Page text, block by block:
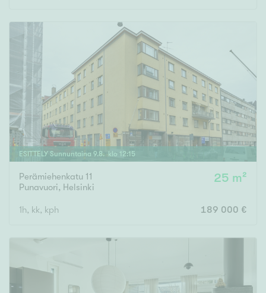
ESITTELY Sunnuntaina 9.8. klo 12:15
Perämiehenkatu 11
Punavuori, Helsinki
25 m²
1h, kk, kph 189 000 €